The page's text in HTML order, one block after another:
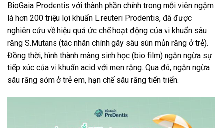
BioGaia Prodentis với thành phần chính trong mỗi viên ngậm
là hơn 200 triệu lợi khuẩn L.reuteri Prodentis, đã được
nghiên cứu về hiệu quả ức chế hoạt động của vi khuẩn sâu
răng S.Mutans (tác nhân chính gây sâu sún mủn răng ở trẻ).
Đồng thời, hình thành màng sinh học (bio film) ngăn ngừa sự
tiếp xúc của vi khuẩn acid với men răng. Qua đó, ngăn ngừa
sâu răng sớm ở trẻ em, hạn chế sâu răng tiến triển.